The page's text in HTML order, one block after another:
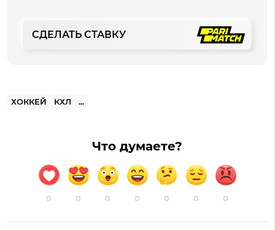
СДЕЛАТЬ СТАВКУ
ХОККЕЙ КХЛ ...
Что думаете?
0 0 0 0 0 0 0